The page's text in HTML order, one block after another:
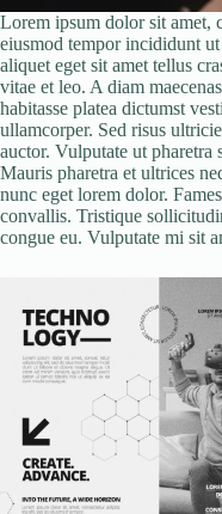
Lorem ipsum dolor sit amet,
eiusmod tempor incididunt
aliquet eget sit amet tellus
vitae et leo. A diam
habitasse platea dictumst
ullamcorper. Sed risus
auctor. Vulputate ut pharetra
Mauris pharetra et ultrices
nunc eget lorem dolor.
convallis. Tristique
congue eu. Vulputate mi sit